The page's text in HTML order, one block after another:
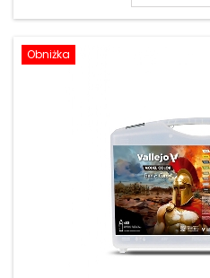
Obniżka